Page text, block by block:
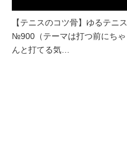
【テニスのコツ骨】ゆるテニス
№900（テーマは打つ前にちゃ
んと打てる気…